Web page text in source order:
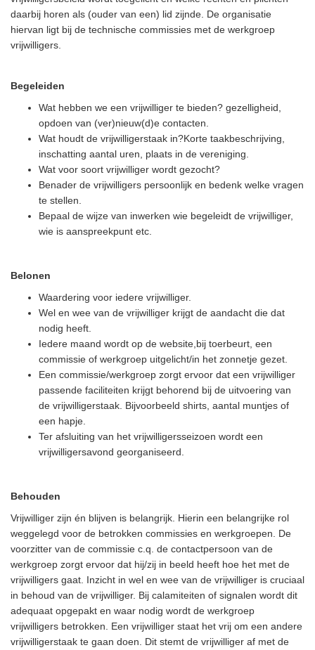
daarbij horen als (ouder van een) lid zijnde. De organisatie
hiervan ligt bij de technische commissies met de werkgroep
vrijwilligers.
Begeleiden
Wat hebben we een vrijwilliger te bieden? gezelligheid,
opdoen van (ver)nieuw(d)e contacten.
Wat houdt de vrijwilligerstaak in?Korte taakbeschrijving,
inschatting aantal uren, plaats in de vereniging.
Wat voor soort vrijwilliger wordt gezocht?
Benader de vrijwilligers persoonlijk en bedenk welke vragen
te stellen.
Bepaal de wijze van inwerken wie begeleidt de vrijwilliger,
wie is aanspreekpunt etc.
Belonen
Waardering voor iedere vrijwilliger.
Wel en wee van de vrijwilliger krijgt de aandacht die dat
nodig heeft.
Iedere maand wordt op de website,bij toerbeurt, een
commissie of werkgroep uitgelicht/in het zonnetje gezet.
Een commissie/werkgroep zorgt ervoor dat een vrijwilliger
passende faciliteiten krijgt behorend bij de uitvoering van
de vrijwilligerstaak. Bijvoorbeeld shirts, aantal muntjes of
een hapje.
Ter afsluiting van het vrijwilligersseizoen wordt een
vrijwilligersavond georganiseerd.
Behouden
Vrijwilliger zijn én blijven is belangrijk. Hierin een belangrijke rol
weggelegd voor de betrokken commissies en werkgroepen. De
voorzitter van de commissie c.q. de contactpersoon van de
werkgroep zorgt ervoor dat hij/zij in beeld heeft hoe het met de
vrijwilligers gaat. Inzicht in wel en wee van de vrijwilliger is cruciaal
in behoud van de vrijwilliger. Bij calamiteiten of signalen wordt dit
adequaat opgepakt en waar nodig wordt de werkgroep
vrijwilligers betrokken. Een vrijwilliger staat het vrij om een andere
vrijwilligerstaak te gaan doen. Dit stemt de vrijwilliger af met de